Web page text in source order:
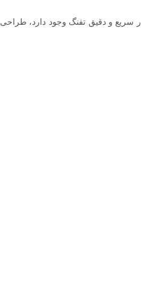
سریع و دقیق تفنگ وجود دارد، طراحی